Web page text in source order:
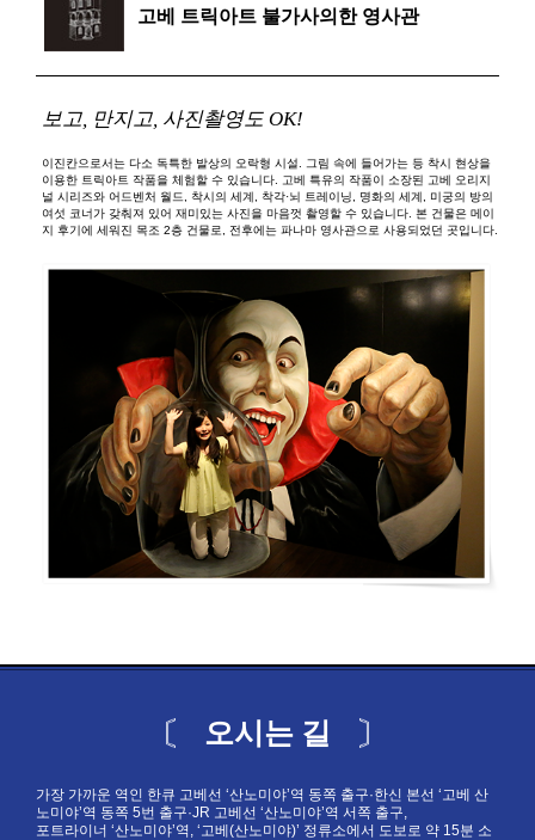
고베 트릭아트 불가사의한 영사관
보고, 만지고, 사진촬영도 OK!
이진칸으로서는 다소 독특한 발상의 오락형 시설. 그림 속에 들어가는 등 착시 현상을
이용한 트릭아트 작품을 체험할 수 있습니다. 고베 특유의 작품이 소장된 고베 오리지
널 시리즈와 어드벤처 월드, 착시의 세계, 착각·뇌 트레이닝, 명화의 세계, 미궁의 방의
여섯 코너가 갖춰져 있어 재미있는 사진을 마음껏 촬영할 수 있습니다. 본 건물은 메이
지 후기에 세워진 목조 2층 건물로, 전후에는 파나마 영사관으로 사용되었던 곳입니다.
오시는 길
가장 가까운 역인 한큐 고베선 ‘산노미야’역 동쪽 출구·한신 본선 ‘고베 산
노미야’역 동쪽 5번 출구·JR 고베선 ‘산노미야’역 서쪽 출구,
포트라이너 ‘산노미야’역, ‘고베(산노미야)’ 정류소에서 도보로 약 15분 소